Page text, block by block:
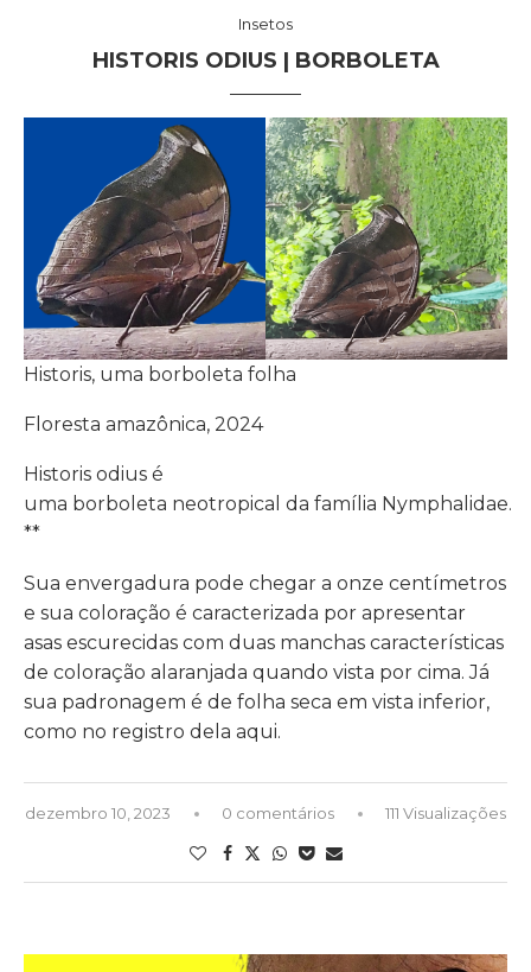
Insetos
HISTORIS ODIUS | BORBOLETA
Historis, uma borboleta folha
Floresta amazônica, 2024
Historis odius é
uma borboleta neotropical da família Nymphalidae.
**
Sua envergadura pode chegar a onze centímetros
e sua coloração é caracterizada por apresentar
asas escurecidas com duas manchas características
de coloração alaranjada quando vista por cima. Já
sua padronagem é de folha seca em vista inferior,
como no registro dela aqui.
dezembro 10, 2023 0 comentários 111 Visualizações